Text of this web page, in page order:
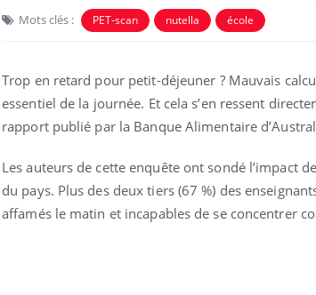
Mots clés : PET-scan nutella école
Trop en retard pour petit-déjeuner ? Mauvais
essentiel de la journée. Et cela s’en ressent
rapport publié par la Banque Alimentaire
Les auteurs de cette enquête ont sondé l’impact
du pays. Plus des deux tiers (67 %) des
affamés le matin et incapables de se concentrer
des Mains :
ma maladieYoutube
qui sont faciles à aborder...
Youtube
Carence en
prévenir
Fatigue,